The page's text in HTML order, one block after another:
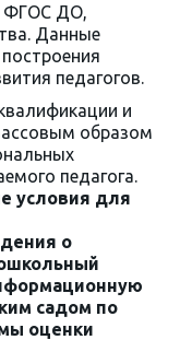
ФГОС ДО,
Данные
педагогов.
и
образом
педагога.
условия для
о
садом по
оценки